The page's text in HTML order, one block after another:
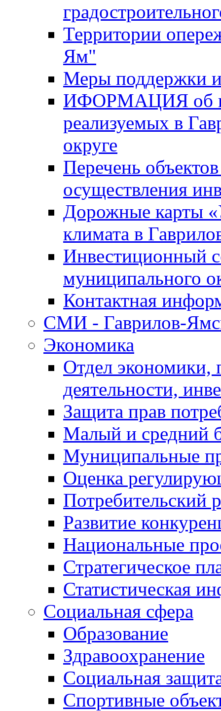
Территории
Ям"
Меры поддержки
ИФОРМАЦИЯ об
реализуемых в
округе
Перечень
осуществления
Дорожные карты
климата в
Инвестиционный
муниципального
Контактная
СМИ - Гаврилов-
Экономика
Отдел экономики,
деятельности,
Защита прав
Малый и средний
Муниципальные
Оценка
Потребительский
Развитие
Национальные
Стратегическое
Статистическая
Социальная сфера
Образование
Здравоохранение
Социальная
Спортивные